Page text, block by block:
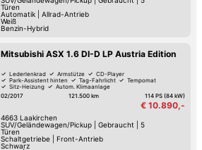
Türen
Automatik| Allrad-Antrieb
Weiß
Benzin-Hybrid
Mitsubishi ASX 1.6 DI-D LP Austria Edition
Lederlenkrad Armstütze
CD-Player
Park-Assistent hinten
Tag-Fahrlicht
Tempomat
Sitz-Heizung
Autom. Klimaanlage
02/2017
121.500 km 114 PS (84 kW)
€ 10.890,-
4663 Laakirchen
SUV/Geländewagen/Pickup| Gebraucht|
5
Türen
Schaltgetriebe|
Front-Antrieb
Schwarz